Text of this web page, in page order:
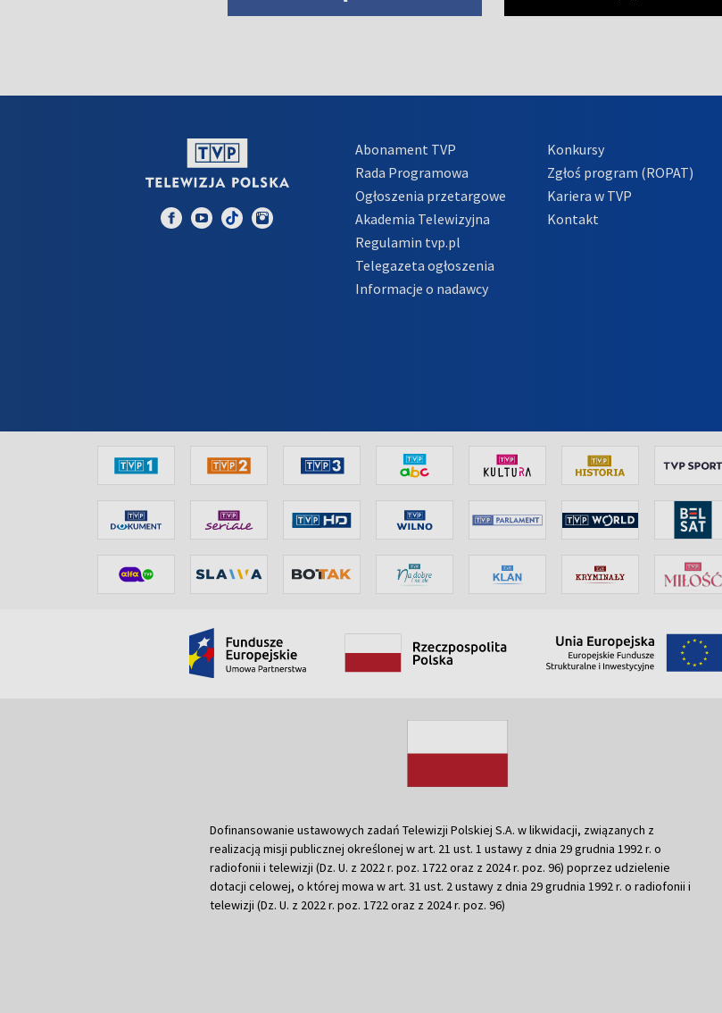
Abonament TVP
Rada Programowa
Ogłoszenia przetargowe
Akademia Telewizyjna
Regulamin tvp.pl
Telegazeta ogłoszenia
Informacje o nadawcy
Konkursy
Zgłoś program (ROPAT)
Kariera w TVP
Kontakt
Dofinansowanie ustawowych zadań Telewizji Polskiej S.A. w likwidacji, związanych z
realizacją misji publicznej określonej w art. 21 ust. 1 ustawy z dnia 29 grudnia 1992 r. o
radiofonii i telewizji (Dz. U. z 2022 r. poz. 1722 oraz z 2024 r. poz. 96) poprzez udzielenie
dotacji celowej, o której mowa w art. 31 ust. 2 ustawy z dnia 29 grudnia 1992 r. o radiofonii i
telewizji (Dz. U. z 2022 r. poz. 1722 oraz z 2024 r. poz. 96)